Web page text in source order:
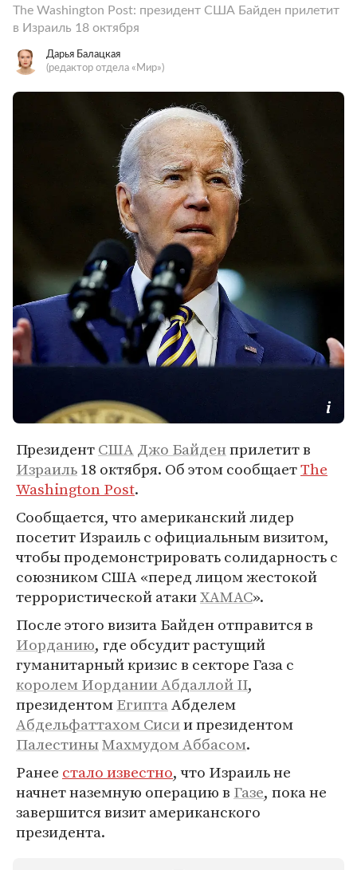
The Washington Post: президент США Байден прилетит
в Израиль 18 октября
Дарья Балацкая
(редактор отдела «Мир»)
ПрезидентСШАДжо Байденприлетит в
Израиль18 октября. Об этом сообщаетThe
Washington Post.
Сообщается, что американский лидер
посетит Израиль с официальным визитом,
чтобы продемонстрировать солидарность с
союзником США «перед лицом жестокой
террористической атакиХАМАС».
После этого визита Байден отправится в
Иорданию, где обсудит растущий
гуманитарный кризис в секторе Газа с
королем Иордании Абдаллой II,
президентомЕгиптаАбделем
Абдельфаттахом Сисии президентом
ПалестиныМахмудом Аббасом.
Ранее стало известно, что Израиль не
начнет наземную операцию в Газе, пока не
завершится визит американского
президента.